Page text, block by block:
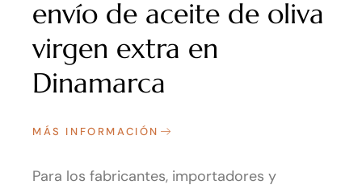
envío de aceite de oliva
virgen extra en
Dinamarca
MÁS INFORMACIÓN
Para los fabricantes, importadores y